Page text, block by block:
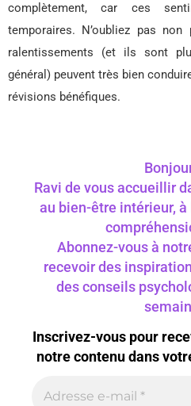
complètement, car ces
temporaires. N’oubliez pas
ralentissements (et ils sont
général) peuvent très bien
révisions bénéfiques.
Ravi de vous accueillir
au bien-être intérieur,
Abonnez-vous à
recevoir des
des conseils
Inscrivez-vous pour
notre contenu dans